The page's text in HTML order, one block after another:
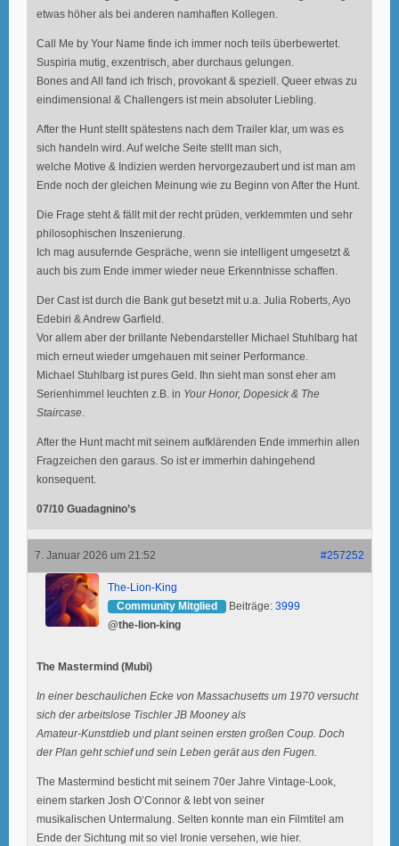
etwas höher als bei anderen namhaften Kollegen.
Call Me by Your Name finde ich immer noch teils überbewertet.
Suspiria mutig, exzentrisch, aber durchaus gelungen.
Bones and All fand ich frisch, provokant & speziell. Queer etwas zu
eindimensional & Challengers ist mein absoluter Liebling.
After the Hunt stellt spätestens nach dem Trailer klar, um was es
sich handeln wird. Auf welche Seite stellt man sich,
welche Motive & Indizien werden hervorgezaubert und ist man am
Ende noch der gleichen Meinung wie zu Beginn von After the Hunt.
Die Frage steht & fällt mit der recht prüden, verklemmten und sehr
philosophischen Inszenierung.
Ich mag ausufernde Gespräche, wenn sie intelligent umgesetzt &
auch bis zum Ende immer wieder neue Erkenntnisse schaffen.
Der Cast ist durch die Bank gut besetzt mit u.a. Julia Roberts, Ayo
Edebiri & Andrew Garfield.
Vor allem aber der brillante Nebendarsteller Michael Stuhlbarg hat
mich erneut wieder umgehauen mit seiner Performance.
Michael Stuhlbarg ist pures Geld. Ihn sieht man sonst eher am
Serienhimmel leuchten z.B. in Your Honor, Dopesick & The
Staircase
After the Hunt macht mit seinem aufklärenden Ende immerhin allen
Fragzeichen den garaus. So ist er immerhin dahingehend
konsequent.
07/10 Guadagnino’s
7. Januar 2026 um 21:52 #257252
The-Lion-King
Community Mitglied
Beiträge: 3999
@the-lion-king
The Mastermind (Mubi)
In einer beschaulichen Ecke von Massachusetts um 1970 versucht
sich der arbeitslose Tischler JB Mooney als
Amateur-Kunstdieb und plant seinen ersten großen Coup. Doch
der Plan geht schief und sein Leben gerät aus den Fugen.
The Mastermind besticht mit seinem 70er Jahre Vintage-Look,
einem starken Josh O’Connor & lebt von seiner
musikalischen Untermalung. Selten konnte man ein Filmtitel am
Ende der Sichtung mit so viel Ironie versehen, wie hier.